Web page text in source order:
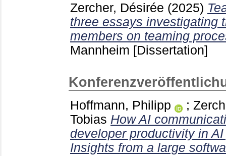
Zercher, Désirée (2025)
three essays investigating
members on teaming
Mannheim [Dissertation]
Hoffmann, Philipp ;
Tobias How AI
developer productivity in
Insights from a large